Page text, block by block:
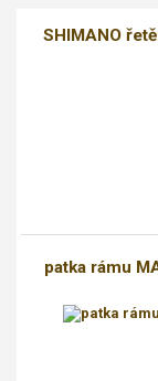
SHIMANO
patka rámu